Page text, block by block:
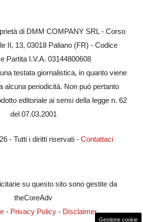
di DMM COMPANY SRL - Corso
II, 13, 03018 Paliano (FR) - Codice
Partita I.V.A. 03144800608
testata giornalistica, in quanto viene
alcuna periodicità. Non può pertanto
editoriale ai sensi della legge n. 62
del 07.03.2001
- Tutti i diritti riservati - Contattaci
su questo sito sono gestite da
theCoreAdv
- Privacy Policy - Disclaimer
Gestione cookie